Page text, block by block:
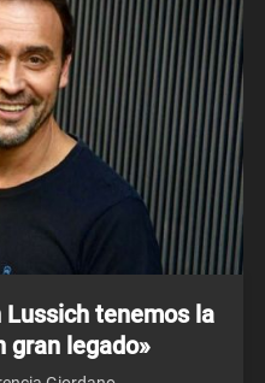
Lussich tenemos la
gran legado»